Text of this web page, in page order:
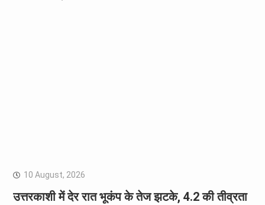
10 August, 2026
उत्तरकाशी में देर रात भूकंप के तेज झटके, 4.2 की तीव्रता